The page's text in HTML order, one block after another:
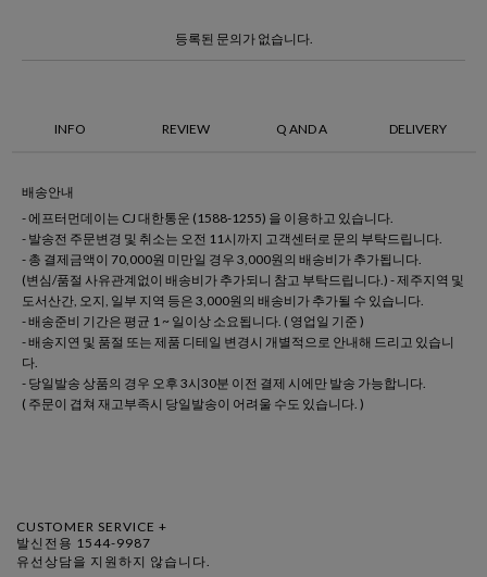
등록된 문의가 없습니다.
INFO REVIEW Q AND A DELIVERY
배송안내
- 에프터먼데이는 CJ 대한통운 (1588-1255) 을 이용하고 있습니다.
- 발송전 주문변경 및 취소는 오전 11시까지 고객센터로 문의 부탁드립니다.
- 총 결제금액이 70,000원 미만일 경우 3,000원의 배송비가 추가됩니다.
(변심/품절 사유관계없이 배송비가 추가되니 참고 부탁드립니다.) - 제주지역 및
도서산간, 오지, 일부 지역 등은 3,000원의 배송비가 추가될 수 있습니다.
- 배송준비 기간은 평균 1 ~ 일이상 소요됩니다. ( 영업일 기준 )
- 배송지연 및 품절 또는 제품 디테일 변경시 개별적으로 안내해 드리고 있습니
다.
- 당일발송 상품의 경우 오후 3시30분 이전 결제 시에만 발송 가능합니다.
( 주문이 겹쳐 재고부족시 당일발송이 어려울 수도 있습니다. )
CUSTOMER SERVICE +
발신전용 1544-9987
유선상담을 지원하지 않습니다.